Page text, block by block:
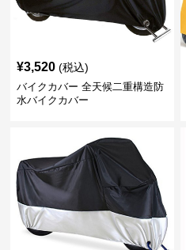
¥3,520 (税込)
バイクカバー 全天候二重構造防
水バイクカバー